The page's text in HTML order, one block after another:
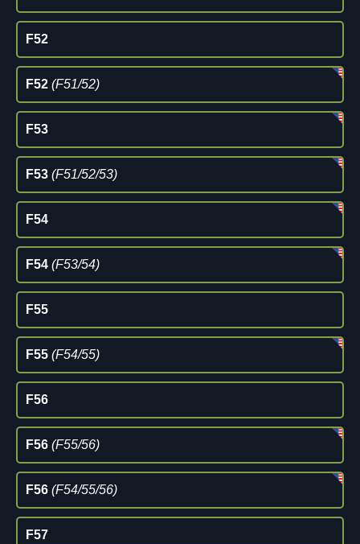
F52
F52 (F51/52)
F53
F53 (F51/52/53)
F54
F54 (F53/54)
F55
F55 (F54/55)
F56
F56 (F55/56)
F56 (F54/55/56)
F57